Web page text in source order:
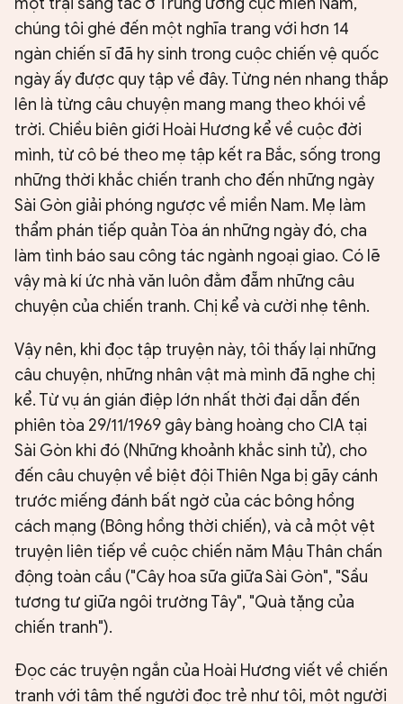
chúng tôi ghé đến một nghĩa trang với hơn 14
ngàn chiến sĩ đã hy sinh trong cuộc chiến vệ quốc
ngày ấy được quy tập về đây. Từng nén nhang thắp
lên là từng câu chuyện mang mang theo khói về
trời. Chiều biên giới Hoài Hương kể về cuộc đời
mình, từ cô bé theo mẹ tập kết ra Bắc, sống trong
những thời khắc chiến tranh cho đến những ngày
Sài Gòn giải phóng ngược về miền Nam. Mẹ làm
thẩm phán tiếp quản Tòa án những ngày đó, cha
làm tình báo sau công tác ngành ngoại giao. Có lẽ
vậy mà kí ức nhà văn luôn đằm đẵm những câu
chuyện của chiến tranh. Chị kể và cười nhẹ tênh.
Vậy nên, khi đọc tập truyện này, tôi thấy lại những
câu chuyện, những nhân vật mà mình đã nghe chị
kể. Từ vụ án gián điệp lớn nhất thời đại dẫn đến
phiên tòa 29/11/1969 gây bàng hoàng cho CIA tại
Sài Gòn khi đó (Những khoảnh khắc sinh tử), cho
đến câu chuyện về biệt đội Thiên Nga bị gãy cánh
trước miếng đánh bất ngờ của các bông hồng
cách mạng (Bông hồng thời chiến), và cả một vệt
truyện liên tiếp về cuộc chiến năm Mậu Thân chấn
động toàn cầu ("Cây hoa sữa giữa Sài Gòn", "Sầu
tương tư giữa ngôi trường Tây", "Quà tặng của
chiến tranh").
Đọc các truyện ngắn của Hoài Hương viết về chiến
tranh với tâm thế người đọc trẻ như tôi, một người